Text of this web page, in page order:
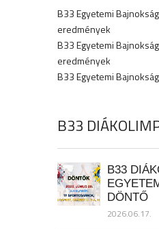
B33 Egyetemi
eredmények
B33 Egyetemi
eredmények
B33 Egyetemi
B33
B33
DÖNTŐ
2026.06.17.